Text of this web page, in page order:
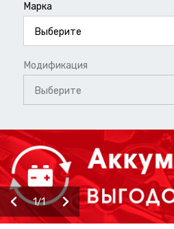
Марка
Выберите
Модификация
Выберите
1 1